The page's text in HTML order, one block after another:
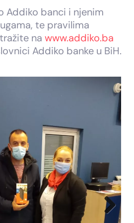
Addiko banci i njenim
te pravilima
nawww.addiko.ba
Addiko banke u BiH.